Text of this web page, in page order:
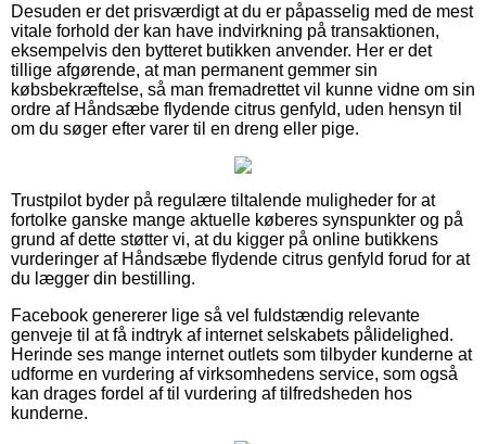
Desuden er det prisværdigt at du er påpasselig med de mest
vitale forhold der kan have indvirkning på transaktionen,
eksempelvis den bytteret butikken anvender. Her er det
tillige afgørende, at man permanent gemmer sin
købsbekræftelse, så man fremadrettet vil kunne vidne om sin
ordre af Håndsæbe flydende citrus genfyld, uden hensyn til
om du søger efter varer til en dreng eller pige.
Trustpilot byder på regulære tiltalende muligheder for at
fortolke ganske mange aktuelle køberes synspunkter og på
grund af dette støtter vi, at du kigger på online butikkens
vurderinger af Håndsæbe flydende citrus genfyld forud for at
du lægger din bestilling.
Facebook genererer lige så vel fuldstændig relevante
genveje til at få indtryk af internet selskabets pålidelighed.
Herinde ses mange internet outlets som tilbyder kunderne at
udforme en vurdering af virksomhedens service, som også
kan drages fordel af til vurdering af tilfredsheden hos
kunderne.